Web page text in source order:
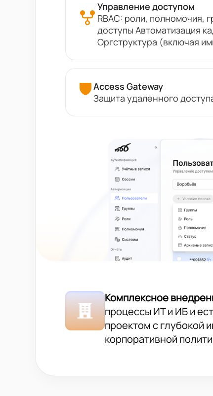
Управление доступом
RBAC: роли, полномочия,
доступы Автоматизация
Оргструктура (включая
Access Gateway
Защита удаленного
Комплексное
процессы ИТ и ИБ и
проектом с глубокой
корпоративной